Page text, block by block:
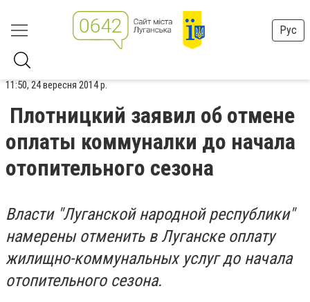
Рус
11:50, 24 вересня 2014 р.
Плотницкий заявил об отмене
оплаты коммуналки до начала
отопительного сезона
Власти "Луганской народной республики"
намерены отменить в Луганске оплату
жилищно-коммунальных услуг до начала
отопительного сезона.